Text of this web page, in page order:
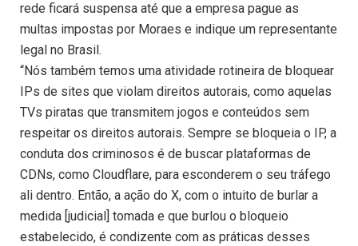
rede ficará suspensa até que a empresa pague as
multas impostas por Moraes e indique um representante
legal no Brasil.
“Nós também temos uma atividade rotineira de bloquear
IPs de sites que violam direitos autorais, como aquelas
TVs piratas que transmitem jogos e conteúdos sem
respeitar os direitos autorais. Sempre se bloqueia o IP, a
conduta dos criminosos é de buscar plataformas de
CDNs, como Cloudflare, para esconderem o seu tráfego
ali dentro. Então, a ação do X, com o intuito de burlar a
medida [judicial] tomada e que burlou o bloqueio
estabelecido, é condizente com as práticas desses